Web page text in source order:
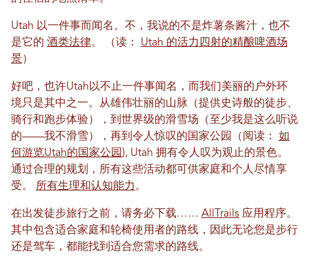
Utah 以一件事而闻名。不，我说的不是炸薯条酱汁，也不
是它的 酒类法律。 （读： Utah 的活力四射的精酿啤酒场
景）
好吧，也许Utah以不止一件事闻名，而我们美丽的户外环
境只是其中之一。从雄伟壮丽的山脉（提供史诗般的徒步、
骑行和跑步体验），到世界级的滑雪场（至少我是这么听说
的——我不滑雪），再到令人惊叹的国家公园（阅读： 如
何游览Utah的国家公园 ), Utah 拥有令人叹为观止的景色。
通过合理的规划，所有这些活动都可供家庭和个人尽情享
受。 所有生理和认知能力。
在出发徒步旅行之前，请务必下载…… AllTrails 应用程序。
其中包含适合家庭和轮椅使用者的路线，因此无论您是步行
还是驾车，都能找到适合您需求的路线。